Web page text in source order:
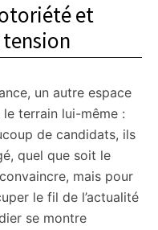
et
un autre espace
terrain lui-même :
de candidats, ils
quel que soit le
mais pour
le fil de l’actualité
se montre